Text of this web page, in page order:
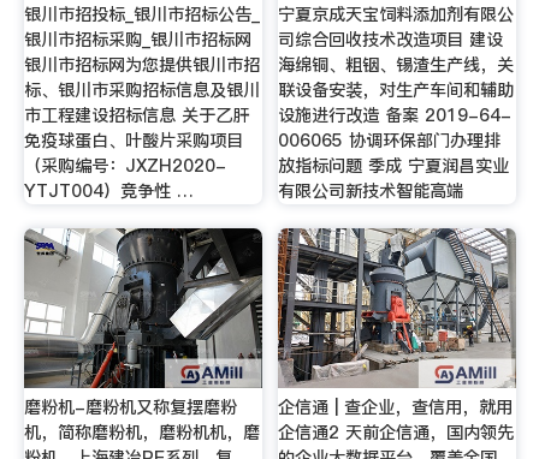
银川市招投标_银川市招标公告_
银川市招标采购_银川市招标网
银川市招标网为您提供银川市招
标、银川市采购招标信息及银川
市工程建设招标信息 关于乙肝
免疫球蛋白、叶酸片采购项目
（采购编号：JXZH2020-
YTJT004）竞争性 …
宁夏京成天宝饲料添加剂有限公
司综合回收技术改造项目 建设
海绵铜、粗铟、锡渣生产线，关
联设备安装，对生产车间和辅助
设施进行改造 备案 2019-64-
006065 协调环保部门办理排
放指标问题 季成 宁夏润昌实业
有限公司新技术智能高端
磨粉机-磨粉机又称复摆磨粉
机，简称磨粉机，磨粉机机，磨
企信通 | 查企业，查信用，就用
企信通2 天前企信通，国内领先